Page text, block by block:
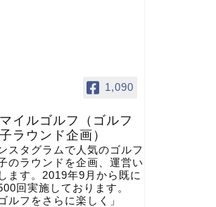
1,090
イルゴルフ（ゴルフ
ラウンド企画）
スタグラムで人気のゴルフ
のラウンドを企画、運営い
ます。2019年9月から既に
回実施しております。
ゴルフをさらに楽しく」